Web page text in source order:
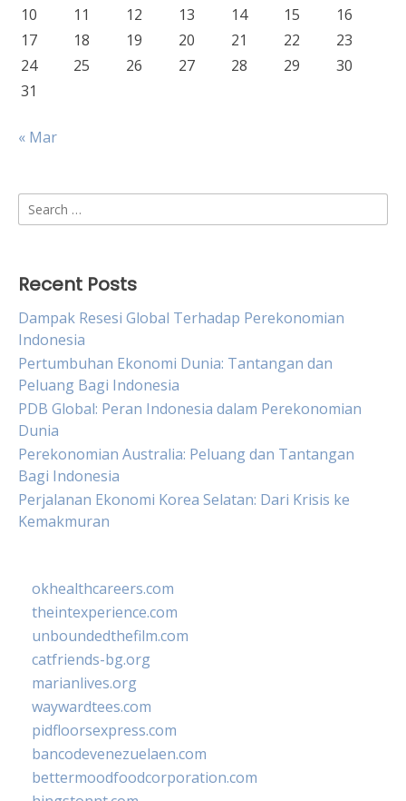
10
11 12 13 14 15
16
17
18 19 20 21 22
23
24
25 26 27 28 29
30
31
« Mar
Search
for:
Recent Posts
Dampak Resesi Global Terhadap Perekonomian
Indonesia
Pertumbuhan Ekonomi Dunia: Tantangan dan
Peluang Bagi Indonesia
PDB Global: Peran Indonesia dalam Perekonomian
Dunia
Perekonomian Australia: Peluang dan Tantangan
Bagi Indonesia
Perjalanan Ekonomi Korea Selatan: Dari Krisis ke
Kemakmuran
okhealthcareers.com
theintexperience.com
unboundedthefilm.com
catfriends-bg.org
marianlives.org
waywardtees.com
pidfloorsexpress.com
bancodevenezuelaen.com
bettermoodfoodcorporation.com